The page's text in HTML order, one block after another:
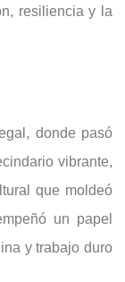
resiliencia y la
donde pasó
vibrante,
que moldeó
un papel
y trabajo duro